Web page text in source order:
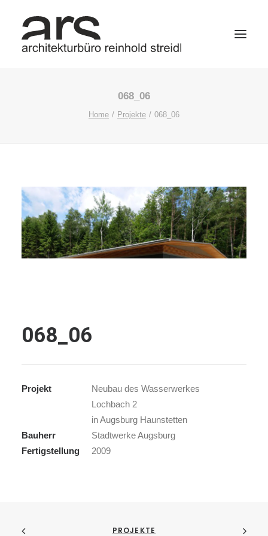
068_06
Home Projekte 068_06
068_06
Projekt
Neubau des Wasserwerkes
Lochbach 2
in Augsburg Haunstetten
Bauherr
Stadtwerke Augsburg
Fertigstellung
2009
PROJEKTE